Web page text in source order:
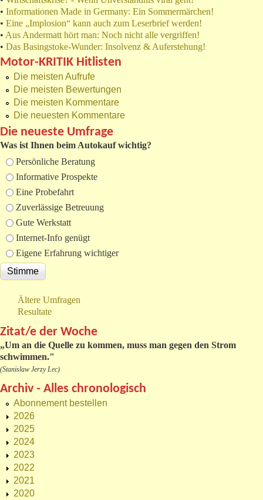
• Informationen Made in Germany: Ein Sommermärchen!
• Eine „Implosion“ kann auch zum Leserbrief werden!
• Aus Andermatt hört man: Noch nicht alle vergriffen!
• Das Basingstoke-Wunder: Insolvenz & Auferstehung!
Motor-KRITIK Hitlisten
Die meisten Aufrufe
Die meisten Bewertungen
Die meisten Kommentare
Die neuesten Kommentare
Die neueste Umfrage
Was ist Ihnen beim Autokauf wichtig?
Auswahlmöglichkeiten
Persönliche Beratung
Informative Prospekte
Eine Probefahrt
Zuverlässige Betreuung
Gute Werkstatt
Internet-Info genügt
Eigene Erfahrung wichtiger
Ältere Umfragen
Resultate
Zitat/e der Woche
„Um an die Quelle zu kommen, muss man gegen den Strom
schwimmen."
(Stanislaw Jerzy Lec)
Archiv - Alles chronologisch
Abonnement bestellen
2026
2025
2024
2023
2022
2021
2020